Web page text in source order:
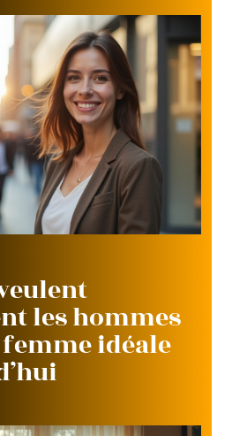
les hommes
idéale